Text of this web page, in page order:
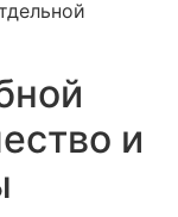
и